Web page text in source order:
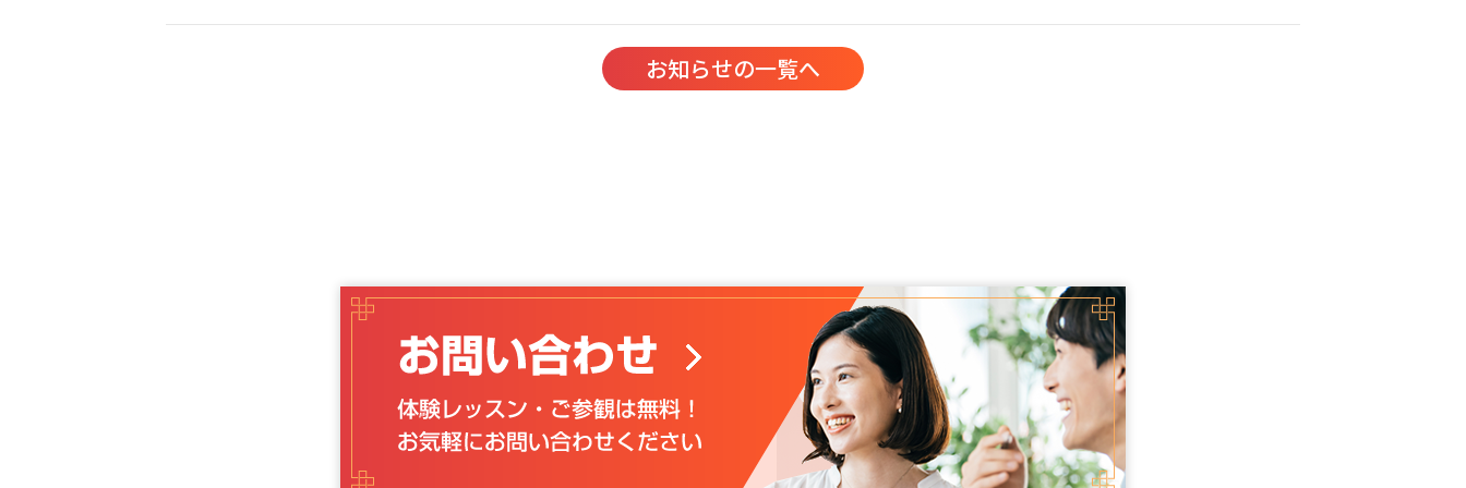
お知らせの一覧へ